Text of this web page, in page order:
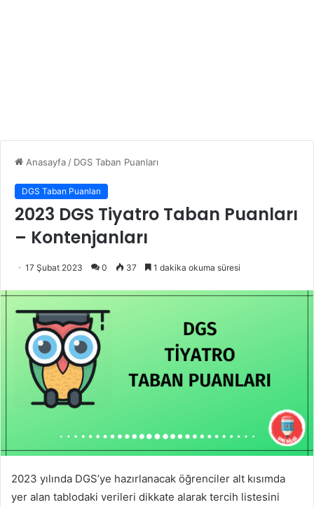
Anasayfa / DGS Taban Puanları
DGS Taban Puanları
2023 DGS Tiyatro Taban Puanları
– Kontenjanları
17 Şubat 2023 0 37 1 dakika okuma süresi
2023 yılında DGS’ye hazırlanacak öğrenciler alt kısımda
yer alan tablodaki verileri dikkate alarak tercih listesini